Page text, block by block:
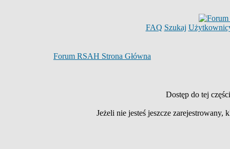
FAQ Szukaj
Forum RSAH Strona Główna
Dostęp do tej
Jeżeli nie jesteś jeszcze zarejestrowany,